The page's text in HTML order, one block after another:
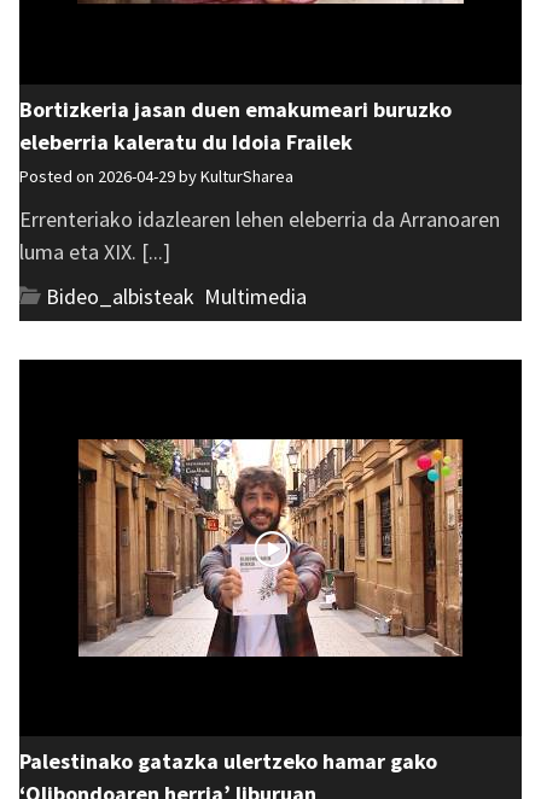
Bortizkeria jasan duen emakumeari buruzko
eleberria kaleratu du Idoia Frailek
Posted on 2026-04-29 byKulturSharea
Errenteriako idazlearen lehen eleberria da Arranoaren
luma eta XIX. [...]
Bideo_albisteak Multimedia
Palestinako gatazka ulertzeko hamar gako